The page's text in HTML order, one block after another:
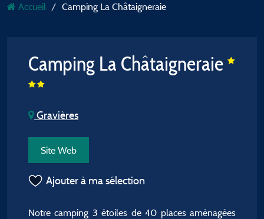
Accueil Camping La Châtaigneraie
Camping La Châtaigneraie
Gravières
Site Web
Ajouter à ma sélection
Notre camping 3 étoiles de 40 places aménagées